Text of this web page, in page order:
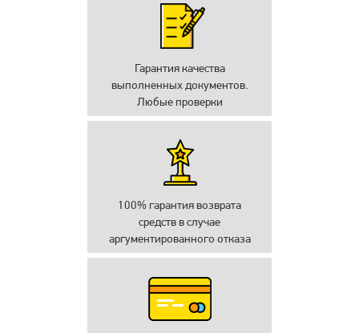
Гарантия качества
выполненных документов.
Любые проверки
100% гарантия возврата
средств в случае
аргументированного отказа